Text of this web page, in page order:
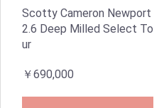
Scotty Cameron Newport
2.6 Deep Milled Select To
ur
￥690,000